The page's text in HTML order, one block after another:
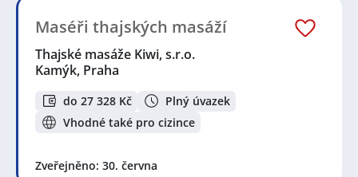
Maséři thajských masáží
Thajské masáže Kiwi, s.r.o.
Kamýk, Praha
do 27 328 Kč
Plný úvazek
Vhodné také pro cizince
Zveřejněno: 30. června